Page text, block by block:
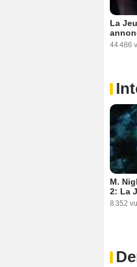
La
44 486
M.
2: La
8 352